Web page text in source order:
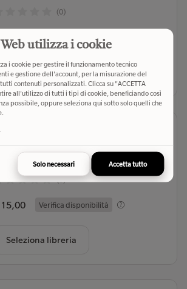
(0)
13,00 Verifica disponibilità
Seleziona libreria
e scrivere in rima
(2009)
- Editore
Verifica disponibilità
Seleziona libreria
utilizza i cookie
i cookie per gestire il funzionamento tecnico
e gestione dell'account, per la misurazione del
contenuti personalizzati. Clicca su "ACCETTA
all'utilizzo di tutti i tipi di cookie, beneficiando così
possibile, oppure seleziona qui sotto solo quelli che
Solo necessari Accetta tutto